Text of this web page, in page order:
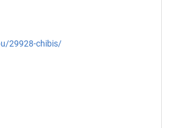
29928-chibis/